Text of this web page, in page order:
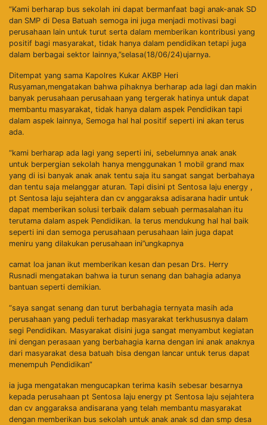
“Kami berharap bus sekolah ini dapat bermanfaat bagi anak-anak SD
dan SMP di Desa Batuah semoga ini juga menjadi motivasi bagi
perusahaan lain untuk turut serta dalam memberikan kontribusi yang
positif bagi masyarakat, tidak hanya dalam pendidikan tetapi juga
dalam berbagai sektor lainnya,”selasa(18/06/24)ujarnya.
Ditempat yang sama Kapolres Kukar AKBP Heri
Rusyaman,mengatakan bahwa pihaknya berharap ada lagi dan makin
banyak perusahaan perusahaan yang tergerak hatinya untuk dapat
membantu masyarakat, tidak hanya dalam aspek Pendidikan tapi
dalam aspek lainnya, Semoga hal hal positif seperti ini akan terus
ada.
“kami berharap ada lagi yang seperti ini, sebelumnya anak anak
untuk berpergian sekolah hanya menggunakan 1 mobil grand max
yang di isi banyak anak anak tentu saja itu sangat sangat berbahaya
dan tentu saja melanggar aturan. Tapi disini pt Sentosa laju energy ,
pt Sentosa laju sejahtera dan cv anggaraksa adisarana hadir untuk
dapat memberikan solusi terbaik dalam sebuah permasalahan itu
terutama dalam aspek Pendidikan. Ia terus mendukung hal hal baik
seperti ini dan semoga perusahaan perusahaan lain juga dapat
meniru yang dilakukan perusahaan ini”ungkapnya
camat loa janan ikut memberikan kesan dan pesan Drs. Herry
Rusnadi mengatakan bahwa ia turun senang dan bahagia adanya
bantuan seperti demikian.
“saya sangat senang dan turut berbahagia ternyata masih ada
perusahaan yang peduli terhadap masyarakat terkhususnya dalam
segi Pendidikan. Masyarakat disini juga sangat menyambut kegiatan
ini dengan perasaan yang berbahagia karna dengan ini anak anaknya
dari masyarakat desa batuah bisa dengan lancar untuk terus dapat
menempuh Pendidikan”
ia juga mengatakan mengucapkan terima kasih sebesar besarnya
kepada perusahaan pt Sentosa laju energy pt Sentosa laju sejahtera
dan cv anggaraksa andisarana yang telah membantu masyarakat
dengan memberikan bus sekolah untuk anak anak sd dan smp desa